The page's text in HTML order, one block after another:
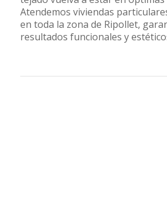
Atendemos viviendas
en toda la zona de Ripollet,
resultados funcionales y